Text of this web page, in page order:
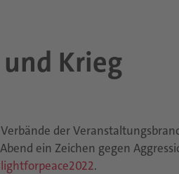
Krieg
der
ein Zeichen gegen
.